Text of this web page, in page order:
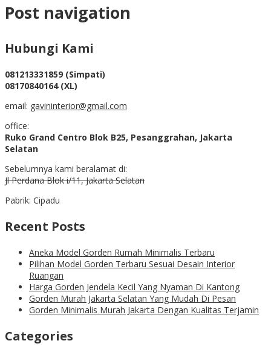
Post navigation
Hubungi Kami
081213331859 (Simpati)
08170840164 (XL)
email: gavininterior@gmail.com
office:
Ruko Grand Centro Blok B25, Pesanggrahan, Jakarta
Selatan
Sebelumnya kami beralamat di:
Jl Perdana Blok i/11, Jakarta Selatan
Pabrik: Cipadu
Recent Posts
Aneka Model Gorden Rumah Minimalis Terbaru
Pilihan Model Gorden Terbaru Sesuai Desain Interior
Ruangan
Harga Gorden Jendela Kecil Yang Nyaman Di Kantong
Gorden Murah Jakarta Selatan Yang Mudah Di Pesan
Gorden Minimalis Murah Jakarta Dengan Kualitas Terjamin
Categories